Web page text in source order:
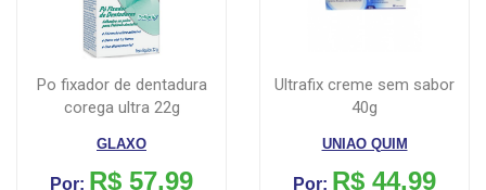
po fixador de dentadura
corega ultra 22g
GLAXO
Por: R$ 57,99
ultrafix creme sem sabor
40g
UNIAO QUIM
Por: R$ 44,99